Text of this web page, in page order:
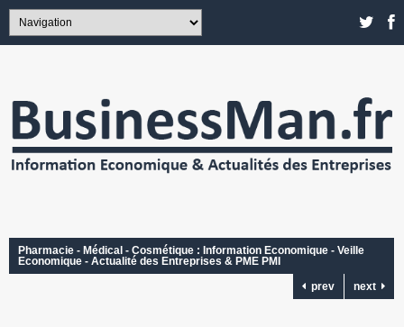
Pharmacie - Médical - Cosmétique : Information Economique - Veille
Economique - Actualité des Entreprises & PME PMI
prev
next